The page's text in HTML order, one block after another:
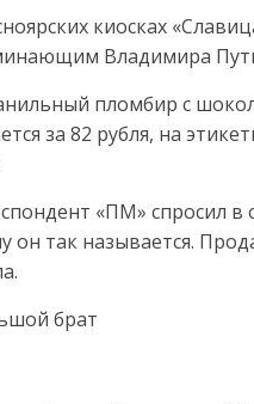
киосках
Владимира
пломбир с
за 82 рубля, на
«ПМ» спросил
он так называется.